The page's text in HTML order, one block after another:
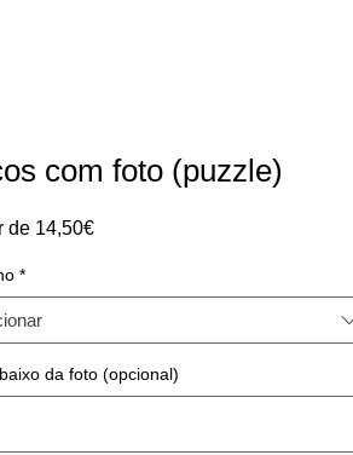
com foto (puzzle)
de 14,50€Preço
*
da foto (opcional)